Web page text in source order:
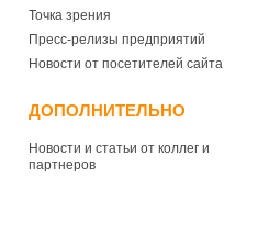
Точка зрения
Пресс-релизы предприятий
Новости от посетителей сайта
ДОПОЛНИТЕЛЬНО
Новости и статьи от коллег и
партнеров